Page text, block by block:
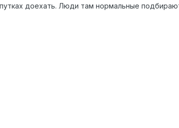
доехать. Люди там нормальные